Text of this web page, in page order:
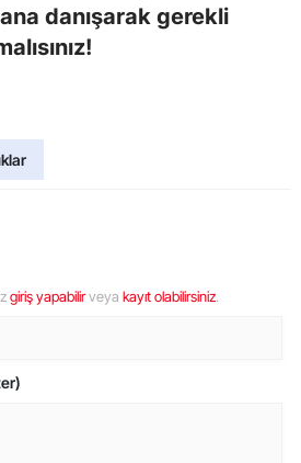
danışarak gerekli
giriş yapabilirveya kayıt olabilirsiniz.